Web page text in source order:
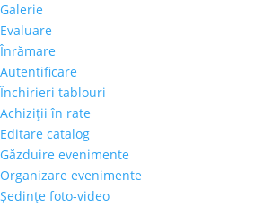
Galerie
Evaluare
Înrămare
Autentificare
Închirieri tablouri
Achiziţii în rate
Editare catalog
Găzduire evenimente
Organizare evenimente
Şedinţe foto-video
500,00
3 luni
6 luni
9 luni
12 luni
Cantitate